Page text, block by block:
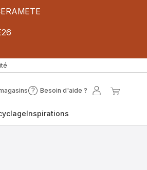
Besoin d'aide ?
Besoin
?
Mon
Inspirations